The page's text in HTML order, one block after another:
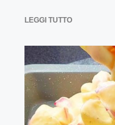
LEGGI TUTTO